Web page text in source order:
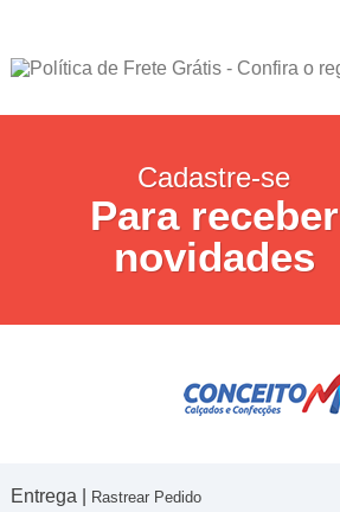
Cadastre-se
Para receber
novidades
Entrega | Rastrear Pedido